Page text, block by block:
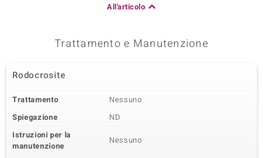
All'articolo
Trattamento e Manutenzione
Rodocrosite
Trattamento
Nessuno
Spiegazione
ND
Istruzioni per la
manutenzione
Nessuno